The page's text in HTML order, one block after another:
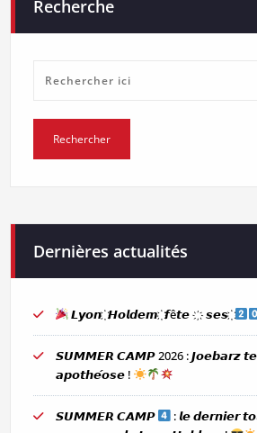
Recherche
Dernières actualités
𝙇𝙮𝙤𝙣 ҉ 𝙃𝙤𝙡𝙙𝙚𝙢 ҉ 𝙛ê𝙩𝙚 ҉ 𝙨𝙚𝙨 ҉
𝙎𝙐𝙈𝙈𝙀𝙍 𝘾𝘼𝙈𝙋 2026 : 𝙅𝙤𝙚𝙗𝙖𝙧𝙯
𝙖𝙥𝙤𝙩𝙝𝙚́𝙤𝙨𝙚 !
𝙎𝙐𝙈𝙈𝙀𝙍 𝘾𝘼𝙈𝙋
: 𝙡𝙚 𝙙𝙚𝙧𝙣𝙞𝙚𝙧